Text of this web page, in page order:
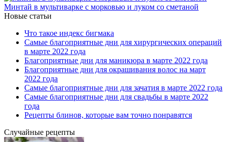
Минтай в мультиварке с морковью и луком со сметаной
Новые статьи
Что такое индекс бигмака
Самые благоприятные дни для хирургических операций
в марте 2022 года
Благоприятные дни для маникюра в марте 2022 года
Благоприятные дни для окрашивания волос на март
2022 года
Самые благоприятные дни для зачатия в марте 2022 года
Самые благоприятные дни для свадьбы в марте 2022
года
Рецепты блинов, которые вам точно понравятся
Случайные рецепты